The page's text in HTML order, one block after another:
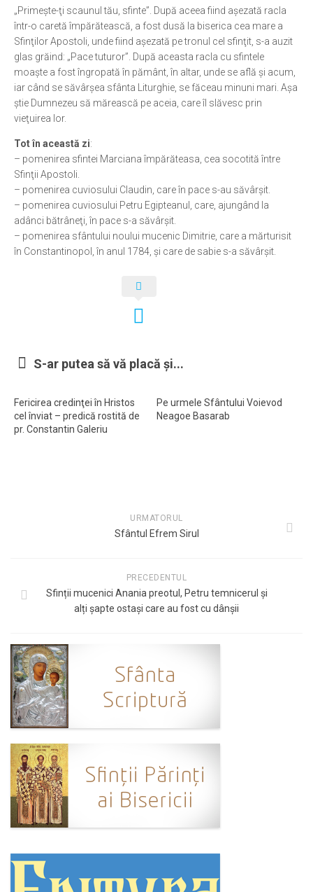
„Primeşte-ţi scaunul tău, sfinte”. După aceea fiind aşezată racla
într-o caretă împărătească, a fost dusă la biserica cea mare a
Sfinţilor Apostoli, unde fiind aşezată pe tronul cel sfinţit, s-a auzit
glas grăind: „Pace tuturor”. După aceasta racla cu sfintele
moaşte a fost îngropată în pământ, în altar, unde se află şi acum,
iar când se săvârşea sfânta Liturghie, se făceau minuni mari. Aşa
ştie Dumnezeu să mărească pe aceia, care îl slăvesc prin
vieţuirea lor.
Tot în această zi:
– pomenirea sfintei Marciana împărăteasa, cea socotită între
Sfinţii Apostoli.
– pomenirea cuviosului Claudin, care în pace s-au săvârşit.
– pomenirea cuviosului Petru Egipteanul, care, ajungând la
adânci bătrâneţi, în pace s-a săvârşit.
– pomenirea sfântului noului mucenic Dimitrie, care a mărturisit
în Constantinopol, în anul 1784, şi care de sabie s-a săvârşit.
S-ar putea să vă placă și...
Fericirea credinţei în Hristos
cel înviat – predică rostită de
pr. Constantin Galeriu
Pe urmele Sfântului Voievod
Neagoe Basarab
URMATORUL
Sfântul Efrem Sirul
PRECEDENTUL
Sfinții mucenici Anania preotul, Petru temnicerul și
alți șapte ostași care au fost cu dânșii